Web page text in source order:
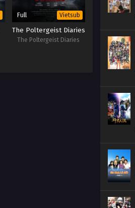
Full Vietsub
The Poltergeist Diaries
The Poltergeist Diaries